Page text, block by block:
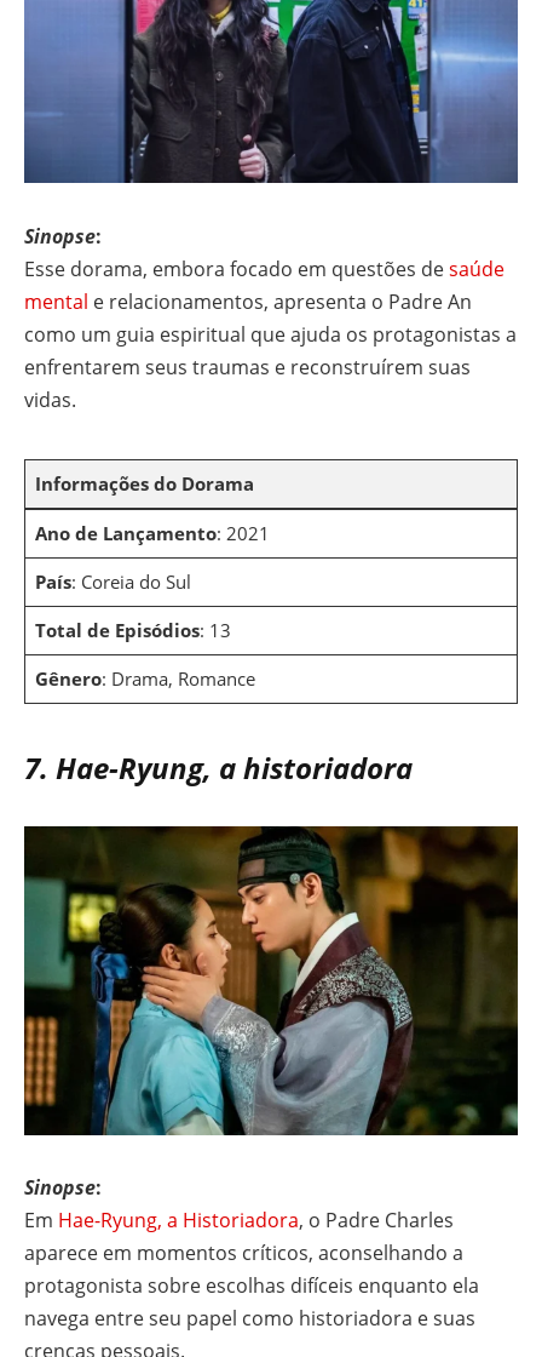
Sinopse:
Esse dorama, embora focado em questões desaúde
mental e relacionamentos, apresenta o Padre An
como um guia espiritual que ajuda os protagonistas a
enfrentarem seus traumas e reconstruírem suas
vidas.
Informações do Dorama
Ano de Lançamento: 2021
País: Coreia do Sul
Total de Episódios: 13
Gênero: Drama, Romance
7. Hae-Ryung, a historiadora
Sinopse:
Em Hae-Ryung, a Historiadora, o Padre Charles
aparece em momentos críticos, aconselhando a
protagonista sobre escolhas difíceis enquanto ela
navega entre seu papel como historiadora e suas
crenças pessoais.